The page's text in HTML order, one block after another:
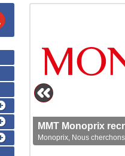
MMT Monoprix
Monoprix, Nous